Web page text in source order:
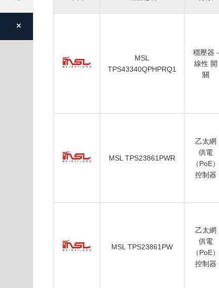
+
+
MSL
TPS43340QPHPRQ1
穩壓器 -
線性 開
關
MSL TPS23861PWR
乙太網
供電
（PoE）
控制器
MSL TPS23861PW
乙太網
供電
（PoE）
控制器